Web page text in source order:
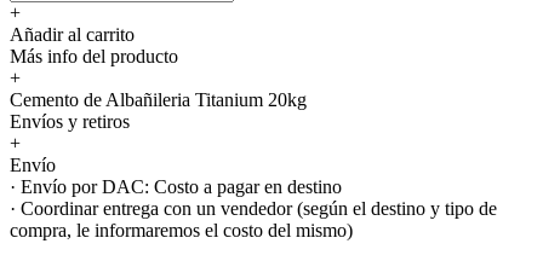
+
Añadir al carrito
Más info del producto
+
Cemento de Albañileria Titanium 20kg
Envíos y retiros
+
Envío
· Envío por DAC: Costo a pagar en destino
· Coordinar entrega con un vendedor (según el destino y tipo de
compra, le informaremos el costo del mismo)